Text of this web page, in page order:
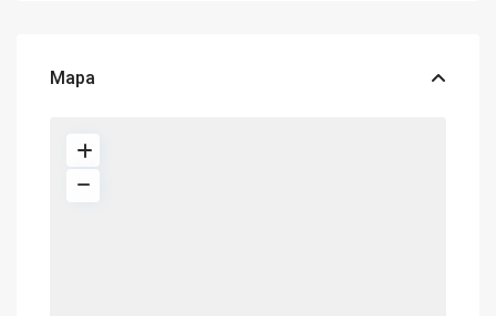
Mapa